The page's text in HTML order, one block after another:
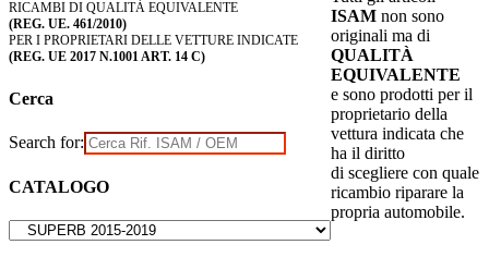
RICAMBI DI QUALITÀ EQUIVALENTE
(REG. UE. 461/2010)
PER I PROPRIETARI DELLE VETTURE INDICATE
(REG. UE 2017 N.1001 ART. 14 C)
Cerca
Search for:
CATALOGO
ISAM non sono
originali ma di
QUALITÀ
EQUIVALENTE
e sono prodotti per il
proprietario della
vettura indicata che
ha il diritto
di scegliere con quale
ricambio riparare la
propria automobile.